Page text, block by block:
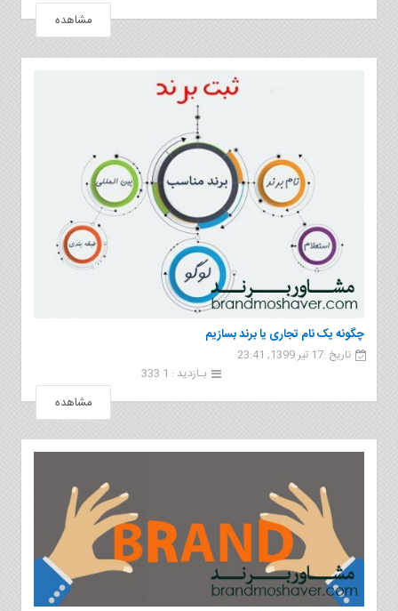
مشاهده
چگونه یک نام تجاری یا برند بسازیم
تاریخ :17 تیر 1399, 23:41
بـازدید : 1 333
مشاهده